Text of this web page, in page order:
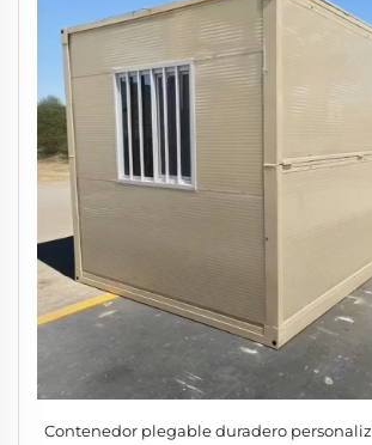
Contenedor plegable duradero